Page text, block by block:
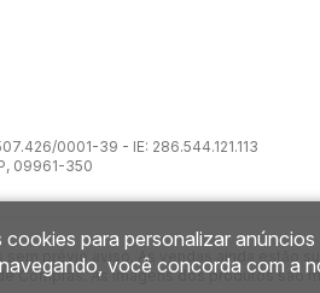
0001-39 - IE: 286.544.121.113
09961-350
prévio aviso. As vendas ainda estão
Compras. As imagens dos produtos
cookies para personalizar
você concorda com a